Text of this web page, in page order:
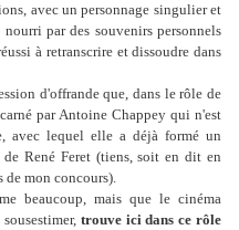
avec un personnage singulier et
par des souvenirs personnels
à retranscrire et dissoudre dans
d'offrande que, dans le rôle de
par Antoine Chappey qui n'est
avec lequel elle a déjà formé un
René Feret (tiens, soit en dit en
de mon concours).
beaucoup, mais que le cinéma
trouve ici dans ce rôle